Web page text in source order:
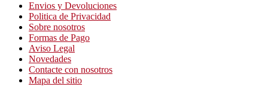
Envios y Devoluciones
Politica de Privacidad
Sobre nosotros
Formas de Pago
Aviso Legal
Novedades
Contacte con nosotros
Mapa del sitio